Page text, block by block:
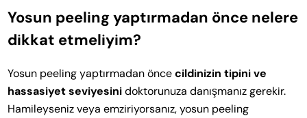
Yosun peeling yaptırmadan önce nelere
dikkat etmeliyim?
Yosun peeling yaptırmadan öncecildinizin tipini ve
hassasiyet seviyesinidoktorunuza danışmanız gerekir.
Hamileyseniz veya emziriyorsanız, yosun peeling